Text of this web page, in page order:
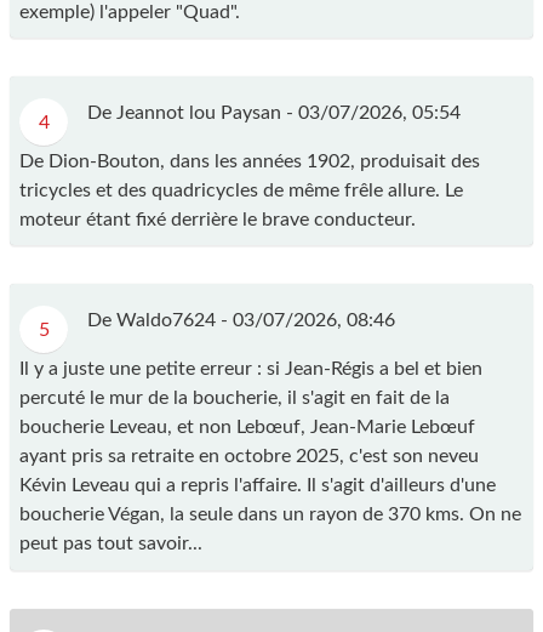
exemple) l'appeler "Quad".
4 De Jeannot lou Paysan - 03/07/2026, 05:54
De Dion-Bouton, dans les années 1902, produisait des
tricycles et des quadricycles de même frêle allure. Le
moteur étant fixé derrière le brave conducteur.
5 De Waldo7624 - 03/07/2026, 08:46
Il y a juste une petite erreur : si Jean-Régis a bel et bien
percuté le mur de la boucherie, il s'agit en fait de la
boucherie Leveau, et non Lebœuf, Jean-Marie Lebœuf
ayant pris sa retraite en octobre 2025, c'est son neveu
Kévin Leveau qui a repris l'affaire. Il s'agit d'ailleurs d'une
boucherie Végan, la seule dans un rayon de 370 kms. On ne
peut pas tout savoir...